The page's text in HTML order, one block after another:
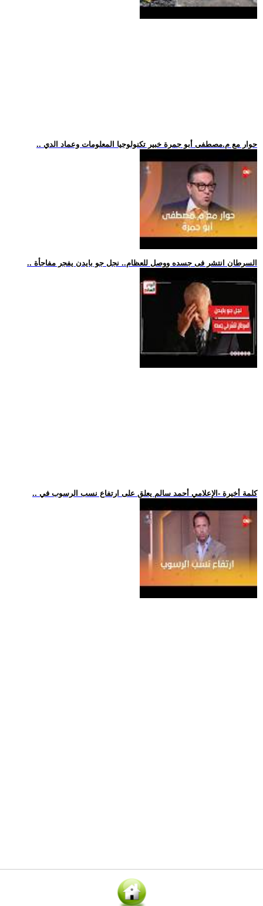
.. حوار مع م.مصطفى أبو جمرة خبير تكنولوجيا المعلومات وعماد الدي
.. السرطان انتشر فى جسده ووصل للعظام.. نجل جو بايدن يفجر مفاجأة
.. كلمة أخيرة -الإعلامي أحمد سالم يعلق على ارتفاع نسب الرسوب في